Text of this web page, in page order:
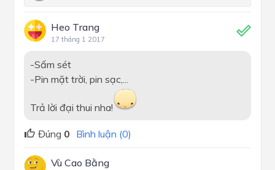
Heo Trang
17 tháng 1 2017
-Sấm sét
-Pin mặt trời, pin sạc,...
Trả lời đại thui nha!
Đúng 0 Bình luận (0)
Vù Cao Bằng